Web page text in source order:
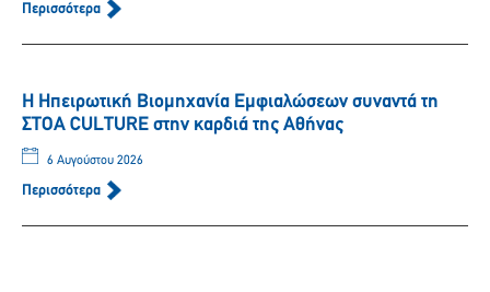
Περισσότερα
Η Ηπειρωτική Βιομηχανία Εμφιαλώσεων συναντά τη
ΣΤΟΑ CULTURE στην καρδιά της Αθήνας
6 Αυγούστου 2026
Περισσότερα